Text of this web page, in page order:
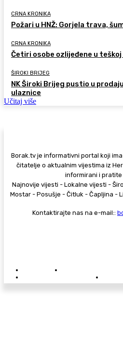
CRNA KRONIKA
Požari u HNŽ: Gorjela trava,
CRNA KRONIKA
Četiri osobe ozlijeđene u
ŠIROKI BRIJEG
NK Široki Brijeg pustio u
ulaznice
Učitaj više
Borak.tv je informativni portal koji
čitatelje o aktualnim vijestima iz
informirani i pratite
Najnovije vijesti - Lokalne vijesti -
Mostar - Posušje - Čitluk - Čapljina -
Kontaktirajte nas na e-mail::